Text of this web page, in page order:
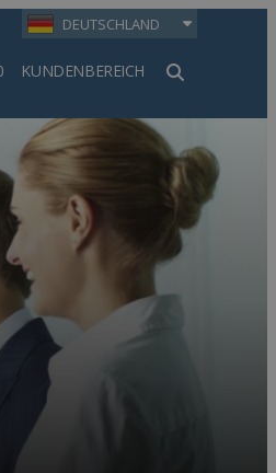
DEUTSCHLAND
KUNDENBEREICH